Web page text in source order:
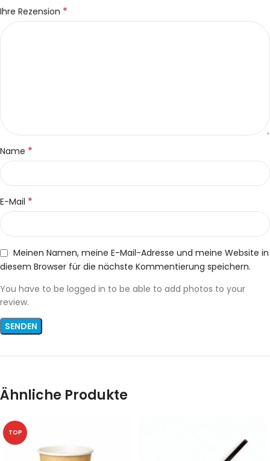
Ihre Rezension *
Name *
E-Mail *
Meinen Namen, meine E-Mail-Adresse und meine Website in
diesem Browser für die nächste Kommentierung speichern.
You have to be logged in to be able to add photos to your
review.
Ähnliche Produkte
TOP